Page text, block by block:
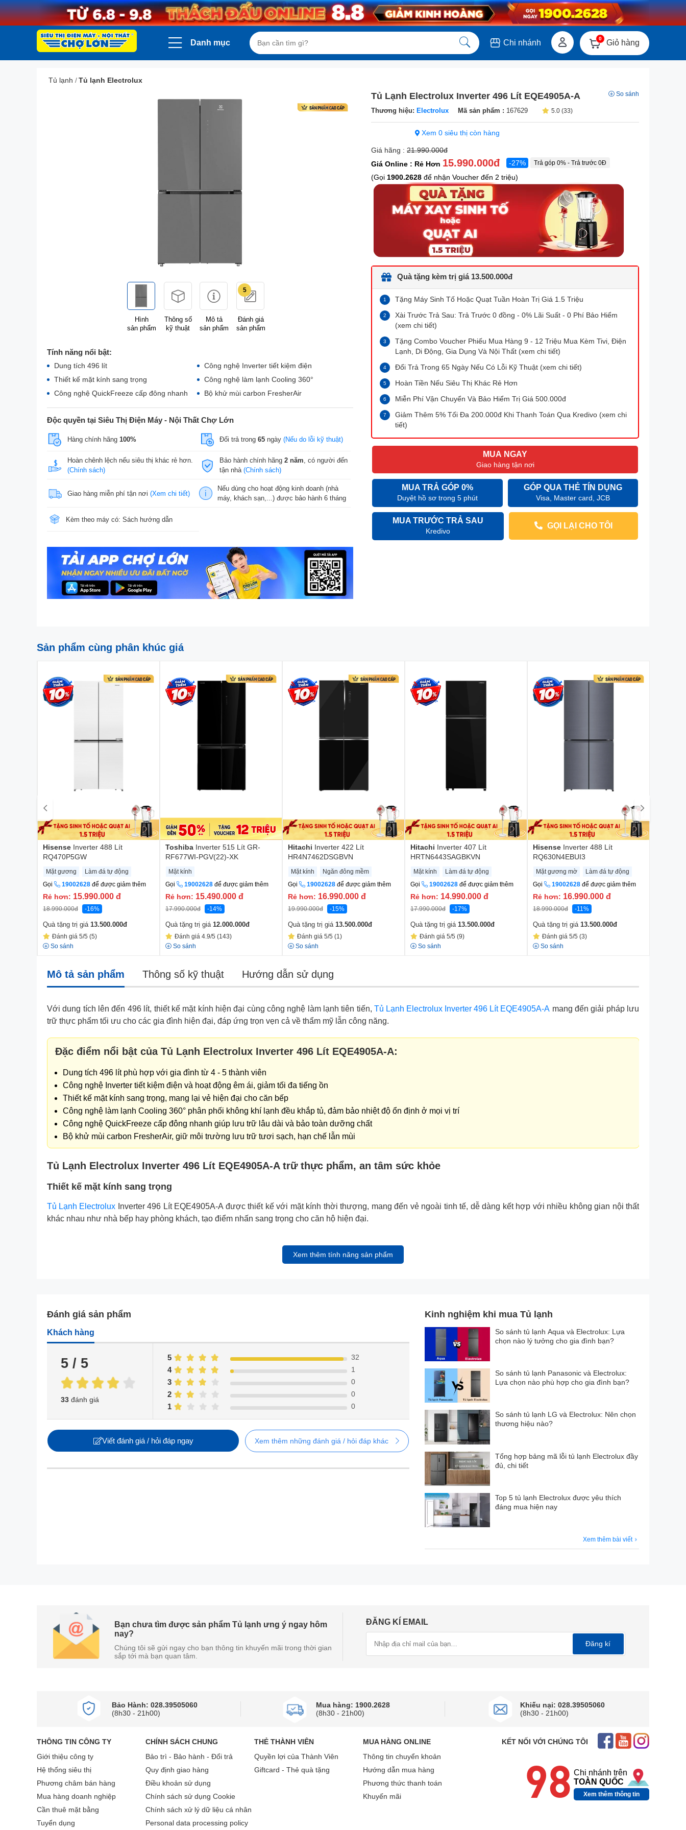
Danh mục Chi nhánh 0 Giỏ hàng
Tủ lạnh /Tủ lạnh Electrolux
Hình
sản phẩm
Thông số
kỹ thuật
Mô tả
sản phẩm
5
Đánh giá
sản phẩm
Tính năng nổi bật:
Dung tích 496 lít
Công nghệ Inverter tiết kiệm điện
Thiết kế mặt kính sang trọng
Công nghệ làm lạnh Cooling 360°
Công nghệ QuickFreeze cấp đông nhanh
Bộ khử mùi carbon FresherAir
Độc quyền tại Siêu Thị Điện Máy - Nội Thất Chợ Lớn
Hàng chính hãng 100% Đổi trả trong 65ngày (Nếu do lỗi kỹ thuật)
Hoàn chênh lệch nếu siêu thị khác rẻ hơn.
(Chính sách)
Bảo hành chính hãng 2 năm, có người đến
tận nhà (Chính sách)
Giao hàng miễn phí tận nơi (Xem chi tiết)
Nếu dùng cho hoạt động kinh doanh (nhà
máy, khách sạn,...) được bảo hành 6 tháng
Kèm theo máy có: Sách hướng dẫn
Tủ Lạnh Electrolux Inverter 496 Lít EQE4905A-A
Thương hiệu: Electrolux Mã sản phẩm : 167629
So sánh
5.0 (33)
Xem 0 siêu thị còn hàng
Giá hãng : 21.990.000đ
Giá Online : Rẻ Hơn 15.990.000đ -27% Trả góp 0% - Trả trước 0Đ
(Gọi 1900.2628 để nhận Voucher đến 2 triệu)
Quà tặng kèm trị giá 13.500.000đ
Tặng Máy Sinh Tố Hoặc Quạt Tuần Hoàn Trị Giá 1.5 Triệu
Xài Trước Trả Sau: Trả Trước 0 đồng - 0% Lãi Suất - 0 Phí Bảo Hiểm
(xem chi tiết)
Tặng Combo Voucher Phiếu Mua Hàng 9 - 12 Triệu Mua Kèm Tivi, Điện
Lạnh, Di Động, Gia Dụng Và Nội Thất (xem chi tiết)
Đổi Trả Trong 65 Ngày Nếu Có Lỗi Kỹ Thuật (xem chi tiết)
Hoàn Tiền Nếu Siêu Thị Khác Rẻ Hơn
Miễn Phí Vận Chuyển Và Bảo Hiểm Trị Giá 500.000đ
Giảm Thêm 5% Tối Đa 200.000đ Khi Thanh Toán Qua Kredivo (xem chi
tiết)
MUA NGAY
Giao hàng tận nơi
MUA TRẢ GÓP 0%
Duyệt hồ sơ trong 5 phút
GÓP QUA THẺ TÍN DỤNG
Visa, Master card, JCB
MUA TRƯỚC TRẢ SAU
Kredivo
GỌI LẠI CHO TÔI
Sản phẩm cùng phân khúc giá
Hisense Inverter 488 Lít
RQ470P5GW
Mặt gương
Làm đá tự động
Gọi
19002628 để được giảm thêm
Rẻ hơn: 15.990.000 đ
18.990.000đ -16%
Quà tặng trị giá 13.500.000đ
Đánh giá 5/5 (5)
So sánh
Toshiba Inverter 515 Lít GR-
RF677WI-PGV(22)-XK
Mặt kính
Gọi
19002628 để được giảm thêm
Rẻ hơn: 15.490.000 đ
17.990.000đ -14%
Quà tặng trị giá 12.000.000đ
Đánh giá 4.9/5 (143)
So sánh
Hitachi Inverter 422 Lít
HR4N7462DSGBVN
Mặt kính
Ngăn đông mềm
Gọi
19002628 để được giảm thêm
Rẻ hơn: 16.990.000 đ
19.990.000đ -15%
Quà tặng trị giá 13.500.000đ
Đánh giá 5/5 (1)
So sánh
Hitachi Inverter 407 Lít
HRTN6443SAGBKVN
Mặt kính
Làm đá tự động
Gọi
19002628 để được giảm thêm
Rẻ hơn: 14.990.000 đ
17.990.000đ -17%
Quà tặng trị giá 13.500.000đ
Đánh giá 5/5 (9)
So sánh
Hisense Inverter 488 Lít
RQ630N4EBUI3
Mặt gương mờ
Làm đá tự động
Gọi
19002628 để được giảm thêm
Rẻ hơn: 16.990.000 đ
18.990.000đ -11%
Quà tặng trị giá 13.500.000đ
Đánh giá 5/5 (3)
So sánh
Mô tả sản phẩm Thông số kỹ thuật Hướng dẫn sử dụng
Với dung tích lên đến 496 lít, thiết kế mặt kính hiện đại cùng công nghệ làm lạnh tiên tiến,Tủ Lạnh Electrolux Inverter 496 Lít EQE4905A-A mang đến giải pháp lưu
trữ thực phẩm tối ưu cho các gia đình hiện đại, đáp ứng trọn vẹn cả về thẩm mỹ lẫn công năng.
Đặc điểm nổi bật của Tủ Lạnh Electrolux Inverter 496 Lít EQE4905A-A:
Dung tích 496 lít phù hợp với gia đình từ 4 - 5 thành viên
Công nghệ Inverter tiết kiệm điện và hoạt động êm ái, giảm tối đa tiếng ồn
Thiết kế mặt kính sang trọng, mang lại vẻ hiện đại cho căn bếp
Công nghệ làm lạnh Cooling 360° phân phối không khí lạnh đều khắp tủ, đảm bảo nhiệt độ ổn định ở mọi vị trí
Công nghệ QuickFreeze cấp đông nhanh giúp lưu trữ lâu dài và bảo toàn dưỡng chất
Bộ khử mùi carbon FresherAir, giữ môi trường lưu trữ tươi sạch, hạn chế lẫn mùi
Tủ Lạnh Electrolux Inverter 496 Lít EQE4905A-A trữ thực phẩm, an tâm sức khỏe
Thiết kế mặt kính sang trọng
Tủ Lạnh Electrolux Inverter 496 Lít EQE4905A-A được thiết kế với mặt kính thời thượng, mang đến vẻ ngoài tinh tế, dễ dàng kết hợp với nhiều không gian nội thất
khác nhau như nhà bếp hay phòng khách, tạo điểm nhấn sang trọng cho căn hộ hiện đại.
Tủ lạnh trang bị công nghệ Inverter hiện đại, giúp tiết kiệm điện hiệu quả trong quá trình sử dụng. Nhờ khả năng điều chỉnh vòng quay máy nén linh hoạt, thiết bị
vận hành êm ái, bền bỉ và hạn chế tiếng ồn.
Xem thêm tính năng sản phẩm
Đánh giá sản phẩm
Khách hàng
5 / 5
33 đánh giá
1 0
2 0
3 0
4 1
5 32
Viết đánh giá / hỏi đáp ngay Xem thêm những đánh giá / hỏi đáp khác
Kinh nghiệm khi mua Tủ lạnh
So sánh tủ lạnh Aqua và Electrolux: Lựa
chọn nào lý tưởng cho gia đình bạn?
So sánh tủ lạnh Panasonic và Electrolux:
Lựa chọn nào phù hợp cho gia đình bạn?
So sánh tủ lạnh LG và Electrolux: Nên chọn
thương hiệu nào?
Tổng hợp bảng mã lỗi tủ lạnh Electrolux đầy
đủ, chi tiết
Top 5 tủ lạnh Electrolux được yêu thích
đáng mua hiện nay
Xem thêm bài viết
Bạn chưa tìm được sản phẩm Tủ lạnh ưng ý ngay hôm
nay?
Chúng tôi sẽ gửi ngay cho bạn thông tin khuyến mãi trong thời gian
sắp tới mà bạn quan tâm.
ĐĂNG KÍ EMAIL
Đăng kí
Bảo Hành: 028.39505060
(8h30 - 21h00)
Mua hàng: 1900.2628
(8h30 - 21h00)
Khiếu nại: 028.39505060
(8h30 - 21h00)
THÔNG TIN CÔNG TY
Giới thiệu công ty
Hệ thống siêu thị
Phương châm bán hàng
Mua hàng doanh nghiệp
Cần thuê mặt bằng
Tuyển dụng
CHÍNH SÁCH CHUNG
Bảo trì - Bảo hành - Đổi trả
Quy định giao hàng
Điều khoản sử dụng
Chính sách sử dụng Cookie
Chính sách xử lý dữ liệu cá nhân
Personal data processing policy
THẺ THÀNH VIÊN
Quyền lợi của Thành Viên
Giftcard - Thẻ quà tặng
MUA HÀNG ONLINE
Thông tin chuyển khoản
Hướng dẫn mua hàng
Phương thức thanh toán
Khuyến mãi
KẾT NỐI VỚI CHÚNG TÔI
98 Chi nhánh trên
TOÀN QUỐC
Xem thêm thông tin